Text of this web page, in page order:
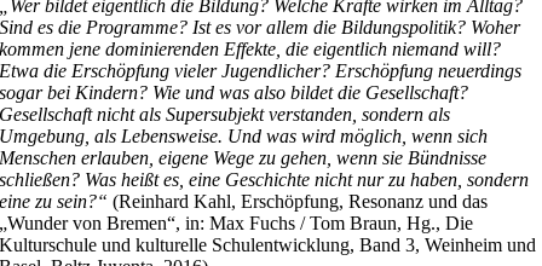
„Wer bildet eigentlich die Bildung? Welche Kräfte wirken im Alltag?
Sind es die Programme? Ist es vor allem die Bildungspolitik? Woher
kommen jene dominierenden Effekte, die eigentlich niemand will?
Etwa die Erschöpfung vieler Jugendlicher? Erschöpfung neuerdings
sogar bei Kindern? Wie und was also bildet die Gesellschaft?
Gesellschaft nicht als Supersubjekt verstanden, sondern als
Umgebung, als Lebensweise. Und was wird möglich, wenn sich
Menschen erlauben, eigene Wege zu gehen, wenn sie Bündnisse
schließen? Was heißt es, eine Geschichte nicht nur zu haben, sondern
eine zu sein?“(Reinhard Kahl, Erschöpfung, Resonanz und das
„Wunder von Bremen“, in: Max Fuchs / Tom Braun, Hg., Die
Kulturschule und kulturelle Schulentwicklung, Band 3, Weinheim und